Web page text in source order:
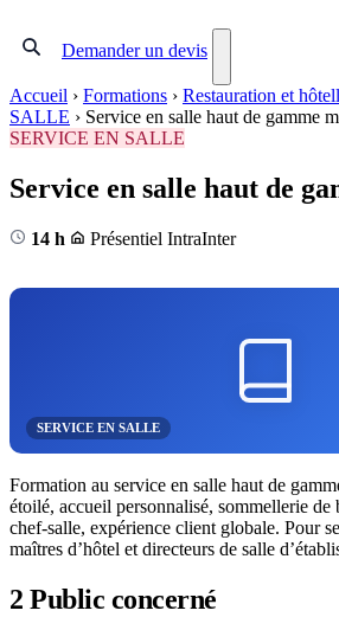
Demander un devis
Accueil › Formations › Restauration et
SALLE › Service en salle haut de gamme
SERVICE EN SALLE
Service en salle haut de
14 h Présentiel IntraInter
SERVICE EN SALLE
Formation au service en salle haut de
étoilé, accueil personnalisé, sommellerie de
chef-salle, expérience client globale. Pour
maîtres d’hôtel et directeurs de salle
2 Public concerné